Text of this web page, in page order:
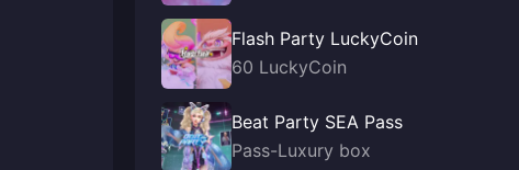
Flash Party LuckyCoin
60 LuckyCoin
Beat Party SEA Pass
Pass-Luxury box